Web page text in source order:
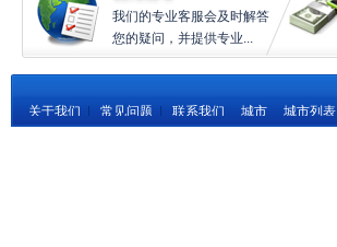
我们的专业客服会及时解答
您的疑问，并提供专业...
关于我们 常见问题 联系我们 城市 城市列表